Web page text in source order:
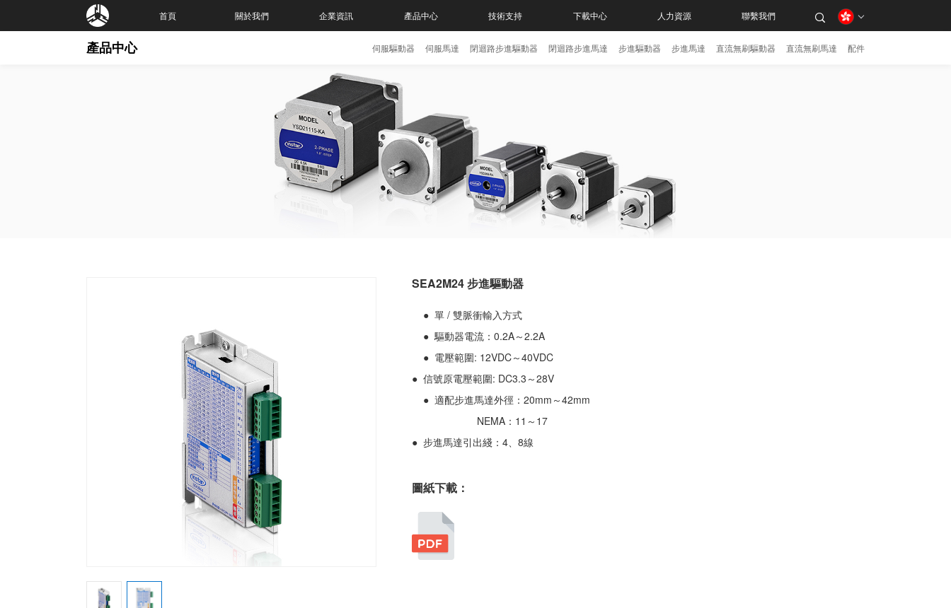
首頁 關於我們 企業資訊 產品中心 技術支持 下載中心 人力資源 聯繫我們
產品中心 伺服驅動器 伺服馬達 閉迴路步進驅動器 閉迴路步進馬達 步進驅動器 步進馬達 直流無刷驅動器 直流無刷馬達 配件
SEA2M24 步進驅動器
● 單 / 雙脈衝輸入方式
● 驅動器電流：0.2A～2.2A
● 電壓範圍: 12VDC～40VDC
● 信號原電壓範圍: DC3.3～28V
● 適配步進馬達外徑：20mm～42mm
NEMA：11～17
● 步進馬達引出綫：4、8線
圖紙下載：